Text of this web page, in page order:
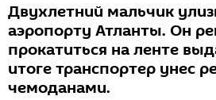
Двухлетний мальчик
аэропорту Атланты. Он
прокатиться на ленте
итоге транспортер унес
чемоданами.